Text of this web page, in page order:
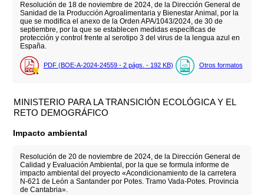
Resolución de 18 de noviembre de 2024, de la Dirección General de
Sanidad de la Producción Agroalimentaria y Bienestar Animal, por la
que se modifica el anexo de la Orden APA/1043/2024, de 30 de
septiembre, por la que se establecen medidas específicas de
protección y control frente al serotipo 3 del virus de la lengua azul en
España.
PDF (BOE-A-2024-24559 - 2 págs. - 192 KB) Otros formatos
MINISTERIO PARA LA TRANSICIÓN ECOLÓGICA Y EL
RETO DEMOGRÁFICO
Impacto ambiental
Resolución de 20 de noviembre de 2024, de la Dirección General de
Calidad y Evaluación Ambiental, por la que se formula informe de
impacto ambiental del proyecto «Acondicionamiento de la carretera
N-621 de León a Santander por Potes. Tramo Vada-Potes. Provincia
de Cantabria».